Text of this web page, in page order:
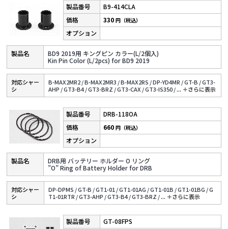
B9-414CLA
BD9 2019用 キングピン カラー(L/2個入)
Kin Pin Color (L/2pcs) for BD9 2019
330円（税込）
対応シャー
シ
B-MAX2MR2 /B-MAX2MR3 /B-MAX2RS /DP-YD4MR /GT-B /GT3-
AHP /GT3-B4 /GT3-BRZ /GT3-CAX /GT3-IS350 /... ＋さらに表⽰
DRB-118OA
DRB用 バッテリー ホルダー O リング
”O” Ring of Battery Holder for DRB
660円（税込）
対応シャー
シ
DP-DPMS /GT-B /GT1-01 /GT1-01AG /GT1-01B /GT1-01BG /G
T1-01RTR /GT3-AHP /GT3-B4 /GT3-BRZ /... ＋さらに表⽰
GT-08FPS